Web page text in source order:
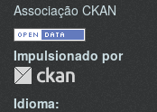
Associação CKAN
Impulsionado por
Idioma